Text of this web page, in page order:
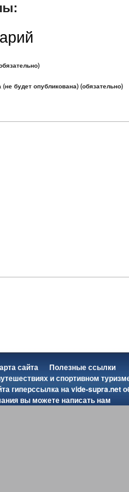
(не будет опубликована) (обязательно)
сайта
Полезные ссылки
и спортивном
гиперссылка наvide-supra.net
вы можетенаписать нам